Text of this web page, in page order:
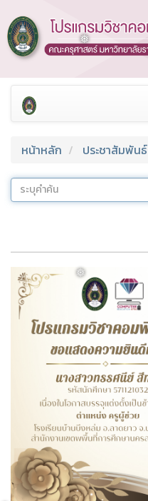
หน้าหลัก
ประชาสัมพันธ์
❅
❅